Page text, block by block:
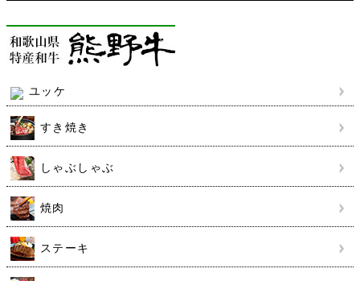
ユッケ
すき焼き
しゃぶしゃぶ
焼肉
ステーキ